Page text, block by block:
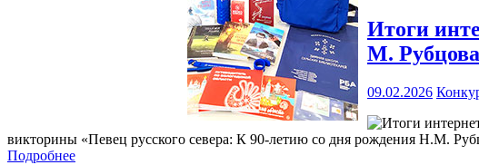
Итоги
М.
09.02.2026
викторины «Певец русского севера: К 90-летию со дня рождения Н.М.
Подробнее